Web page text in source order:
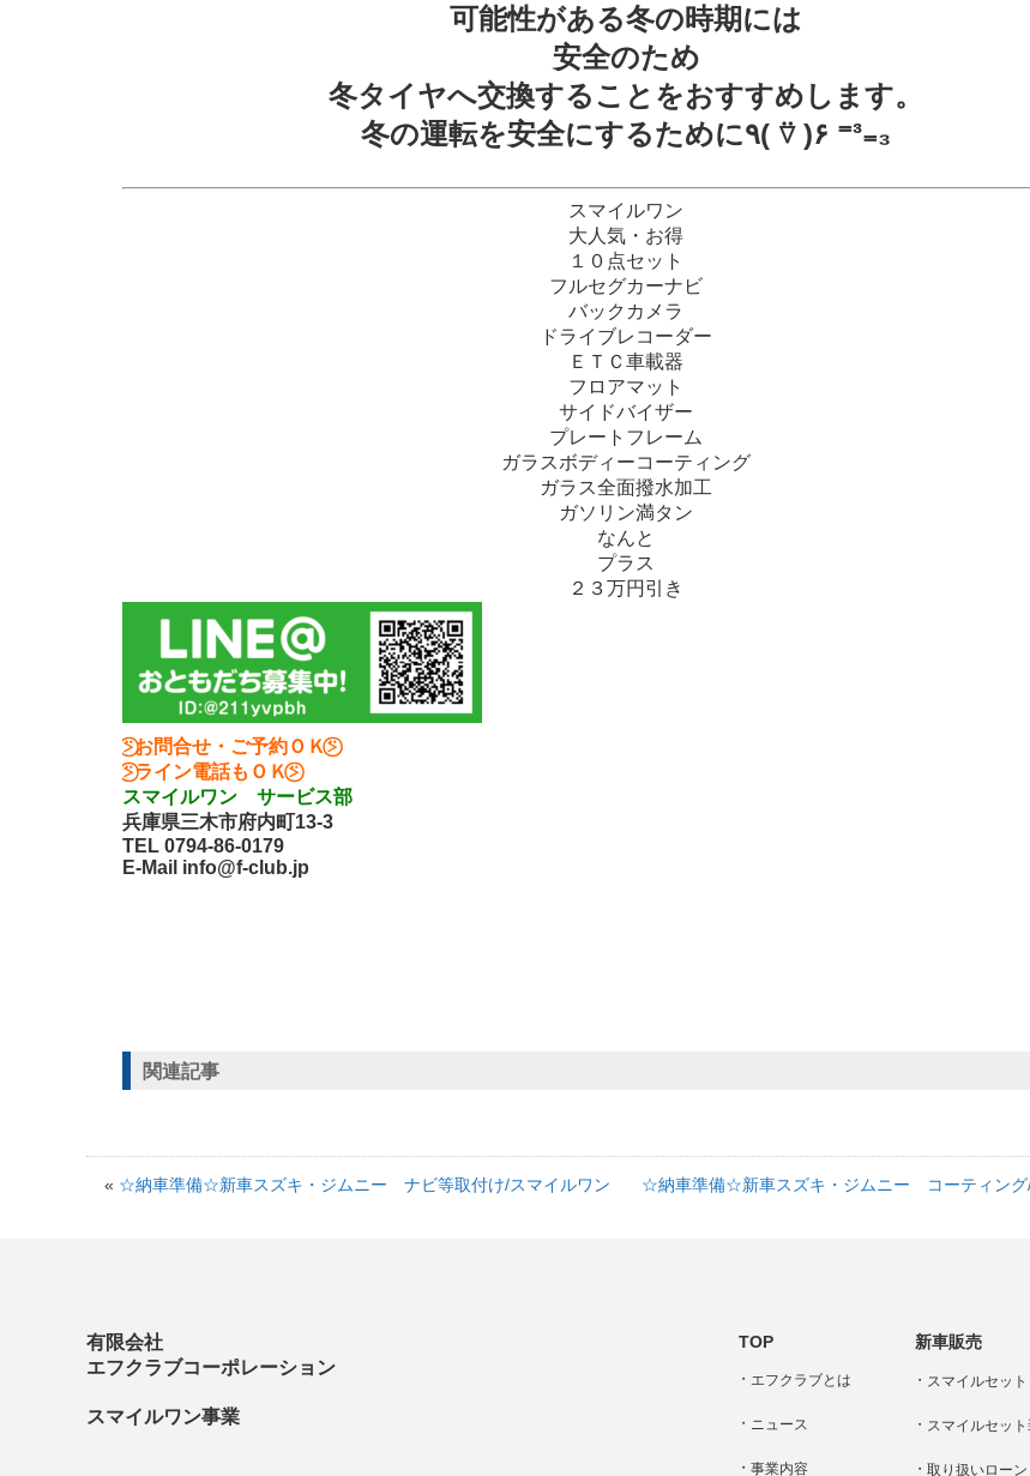
可能性がある冬の時期には
安全のため
冬タイヤへ交換することをおすすめします。
冬の運転を安全にするために٩( ⍢ )۶ ⁼³₌₃
スマイルワン
大人気・お得
１０点セット
フルセグカーナビ
バックカメラ
ドライブレコーダー
ＥＴＣ車載器
フロアマット
サイドバイザー
プレートフレーム
ガラスボディーコーティング
ガラス全面撥水加工
ガソリン満タン
なんと
プラス
２３万円引き
⍩⃝お問合せ・ご予約ＯＫ⍩⃝
⍩⃝ライン電話もＯＫ⍩⃝
スマイルワン サービス部
兵庫県三木市府内町13-3
TEL 0794-86-0179
E-Mail info@f-club.jp
関連記事
« ☆納車準備☆新車スズキ・ジムニー ナビ等取付け/スマイルワン ☆納車準備☆新車スズキ・ジムニー コーティング
有限会社
エフクラブコーポレーション
スマイルワン事業
TOP
エフクラブとは
ニュース
事業内容
新車販売
スマイルセット
スマイルセッ
取り扱いローン